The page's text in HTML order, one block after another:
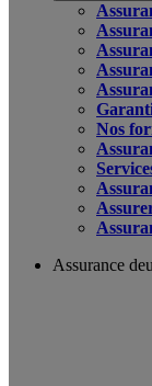
Nos
Assurance